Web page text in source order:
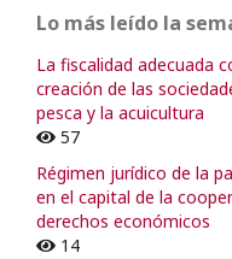
Lo más leído la
La fiscalidad adecuada
creación de las
pesca y la acuicultura
57
Régimen jurídico de la
en el capital de la
derechos económicos
14